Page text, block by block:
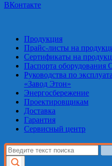
ВКонтакте
Продукция
Прайс-листы на
Сертификаты на
Паспорта оборудования
Руководства по
«Завод Этон»
Энергосбережение
Проектировщикам
Доставка
Гарантия
Сервисный центр